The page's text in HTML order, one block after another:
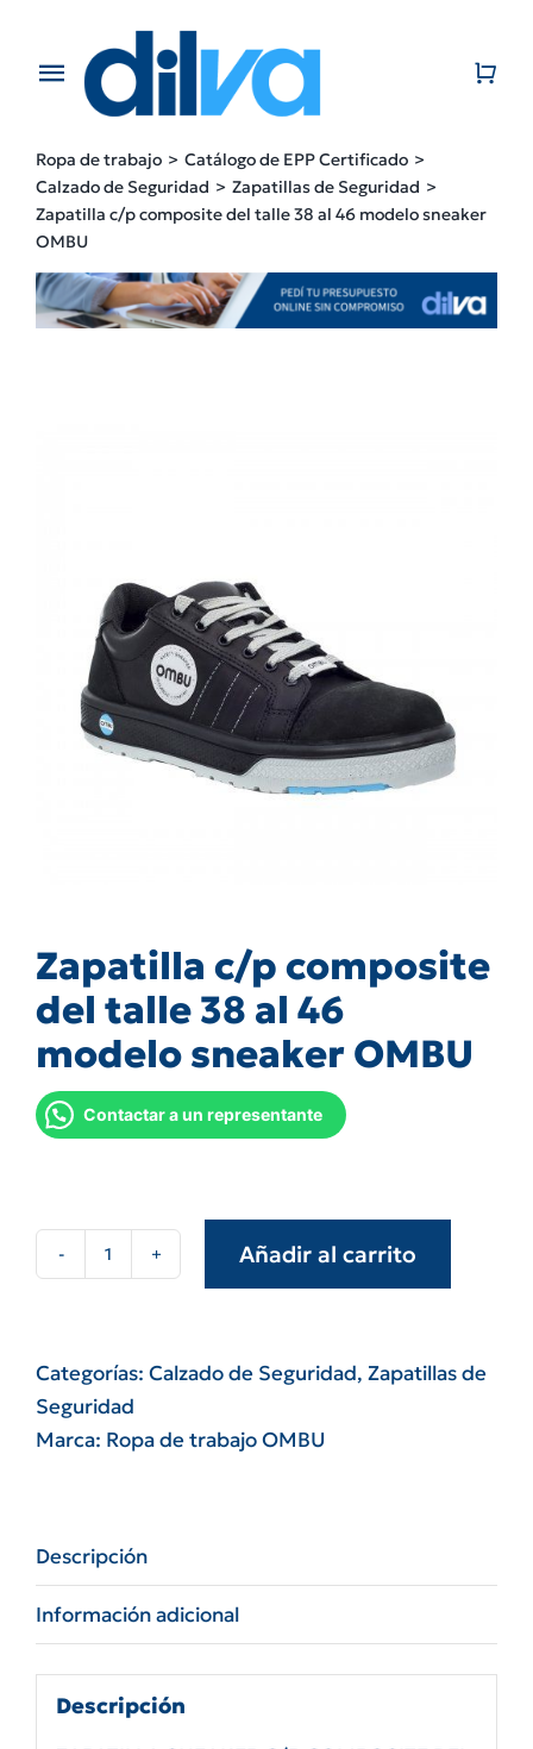
contentToggle
EMPRESA
PRODUCTOS
Ropa de trabajo
Catálogo de EPP Certificado
Calzado de Seguridad
Zapatillas de Seguridad
Zapatilla c/p composite del talle 38 al 46 modelo sneaker
OMBU
Zapatilla c/p composite
del talle 38 al 46
modelo sneaker OMBU
Contactar a un representante
Zapatilla
del
talle
38
sneaker
OMBU
Añadir al carrito
Categorías: Calzado de Seguridad, Zapatillas de
Seguridad
Marca: Ropa de trabajo OMBU
Descripción
Información adicional
Descripción